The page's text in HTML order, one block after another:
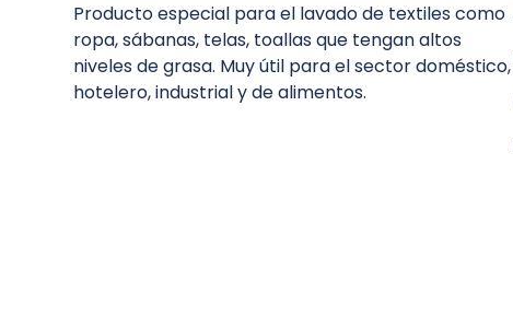
Producto especial para el lavado de textiles como
ropa, sábanas, telas, toallas que tengan altos
niveles de grasa. Muy útil para el sector doméstico,
hotelero, industrial y de alimentos.